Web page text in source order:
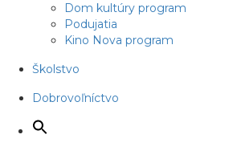
Dom kultúry program
Podujatia
Kino Nova program
Školstvo
Dobrovoľníctvo